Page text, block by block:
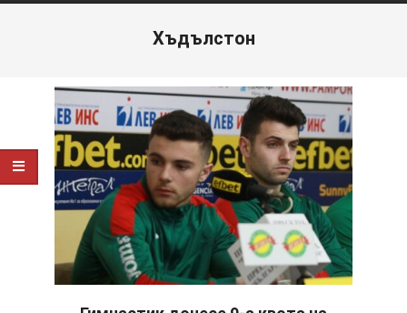
Хъдълстон